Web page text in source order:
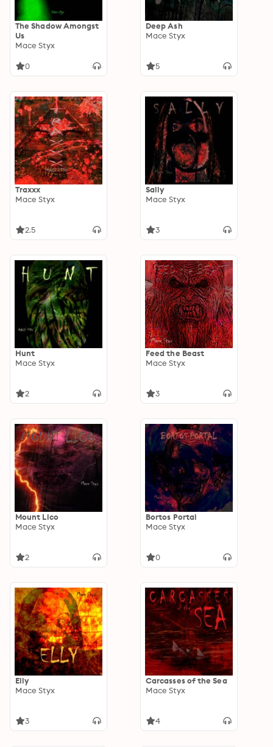
The Shadow Amongst
Us
Mace Styx
0
Deep Ash
Mace Styx
5
Traxxx
Mace Styx
2.5
Sally
Mace Styx
3
Hunt
Mace Styx
2
Feed the Beast
Mace Styx
3
Mount Lico
Mace Styx
2
Bortos Portal
Mace Styx
0
Elly
Mace Styx
3
Carcasses of the Sea
Mace Styx
4